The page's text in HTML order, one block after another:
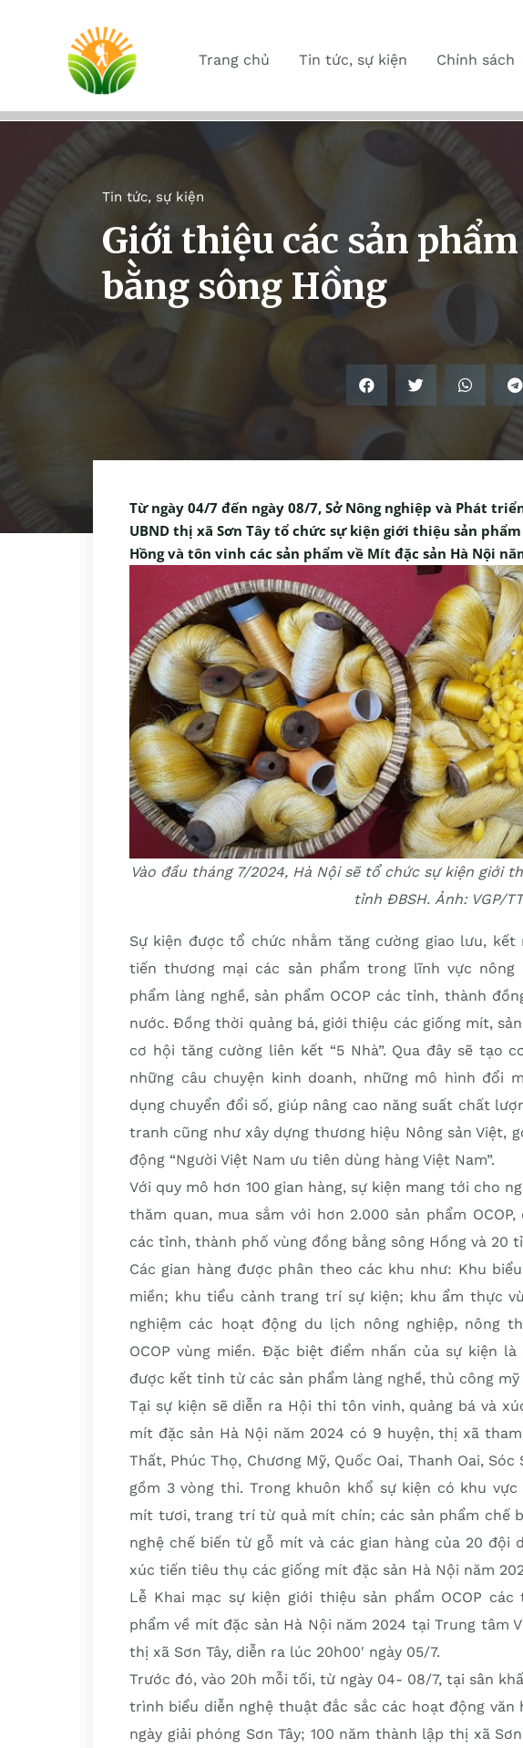
Trang chủ Tin tức, sự kiện Chính sách
Tin tức, sự kiện
Giới thiệu các sản phẩm
bằng sông Hồng
Từ ngày 04/7 đến ngày 08/7, Sở Nông nghiệp và Phát
UBND thị xã Sơn Tây tổ chức sự kiện giới thiệu sản phẩm
Hồng và tôn vinh các sản phẩm về Mít đặc sản Hà Nội
Vào đầu tháng 7/2024, Hà Nội sẽ tổ chức sự kiện giới
tỉnh ĐBSH. Ảnh: VGP/
Sự kiện được tổ chức nhằm tăng cường giao lưu, kết
tiến thương mại các sản phẩm trong lĩnh vực nông
phẩm làng nghề, sản phẩm OCOP các tỉnh, thành
nước. Đồng thời quảng bá, giới thiệu các giống mít,
cơ hội tăng cường liên kết “5 Nhà”. Qua đây sẽ tạo
những câu chuyện kinh doanh, những mô hình đổi
dụng chuyển đổi số, giúp nâng cao năng suất chất
tranh cũng như xây dựng thương hiệu Nông sản Việt,
động “Người Việt Nam ưu tiên dùng hàng Việt Nam”.
Với quy mô hơn 100 gian hàng, sự kiện mang tới cho
thăm quan, mua sắm với hơn 2.000 sản phẩm
các tỉnh, thành phố vùng đồng bằng sông Hồng và 20
Các gian hàng được phân theo các khu như: Khu
miền; khu tiểu cảnh trang trí sự kiện; khu ẩm thực
nghiệm các hoạt động du lịch nông nghiệp, nông
OCOP vùng miền. Đặc biệt điểm nhấn của sự kiện
được kết tinh từ các sản phẩm làng nghề, thủ công mỹ
Tại sự kiện sẽ diễn ra Hội thi tôn vinh, quảng bá và
mít đặc sản Hà Nội năm 2024 có 9 huyện, thị xã tham
Thất, Phúc Thọ, Chương Mỹ, Quốc Oai, Thanh Oai,
gồm 3 vòng thi. Trong khuôn khổ sự kiện có khu
mít tươi, trang trí từ quả mít chín; các sản phẩm chế
nghệ chế biến từ gỗ mít và các gian hàng của 20 đội
xúc tiến tiêu thụ các giống mít đặc sản Hà Nội năm
Lễ Khai mạc sự kiện giới thiệu sản phẩm OCOP
phẩm về mít đặc sản Hà Nội năm 2024 tại Trung tâm
thị xã Sơn Tây, diễn ra lúc 20h00′ ngày 05/7.
Trước đó, vào 20h mỗi tối, từ ngày 04- 08/7, tại sân
trình biểu diễn nghệ thuật đắc sắc các hoạt động văn
ngày giải phóng Sơn Tây; 100 năm thành lập thị xã